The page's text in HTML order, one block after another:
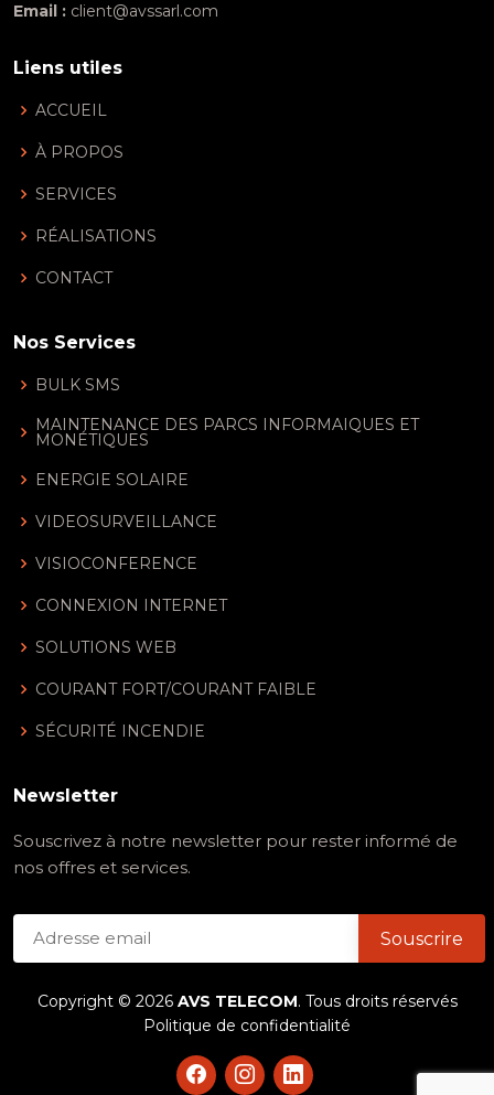
Email : client@avssarl.com
Liens utiles
ACCUEIL
À PROPOS
SERVICES
RÉALISATIONS
CONTACT
Nos Services
BULK SMS
MAINTENANCE DES PARCS INFORMAIQUES ET
MONÉTIQUES
ENERGIE SOLAIRE
VIDEOSURVEILLANCE
VISIOCONFERENCE
CONNEXION INTERNET
SOLUTIONS WEB
COURANT FORT/COURANT FAIBLE
SÉCURITÉ INCENDIE
Newsletter
Souscrivez à notre newsletter pour rester informé de
nos offres et services.
Copyright © 2026 AVS TELECOM. Tous droits réservés
Politique de confidentialité